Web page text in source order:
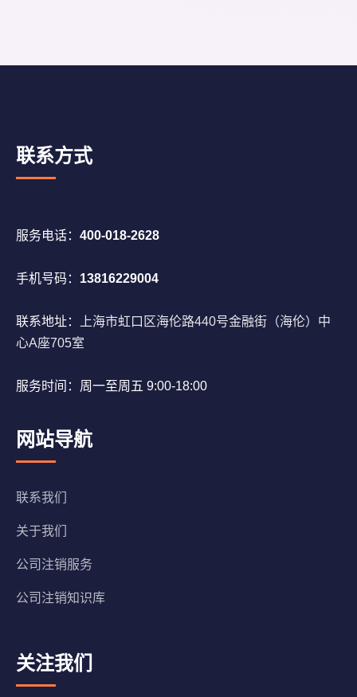
联系方式
服务电话： 400-018-2628
手机号码： 13816229004
联系地址：
上海市虹口区海伦路440号金融街（海伦）中
心A座705室
服务时间：周一至周五 9:00-18:00
网站导航
联系我们
关于我们
公司注销服务
公司注销知识库
关注我们